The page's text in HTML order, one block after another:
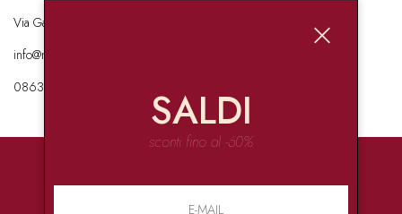
Via Garibaldi 136 67051 Avezzano
info@marynda.com
08631871946
SALDI
sconti fino al -60%